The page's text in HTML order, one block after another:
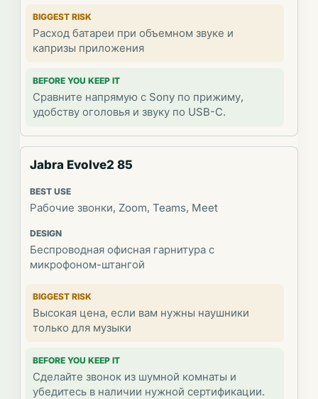
Расход батареи при объемном звуке и
капризы приложения
Сравните напрямую с Sony по прижиму,
удобству оголовья и звуку по USB-C.
Jabra Evolve2 85
Рабочие звонки, Zoom, Teams, Meet
Беспроводная офисная гарнитура с
микрофоном-штангой
Высокая цена, если вам нужны наушники
только для музыки
Сделайте звонок из шумной комнаты и
убедитесь в наличии нужной сертификации.